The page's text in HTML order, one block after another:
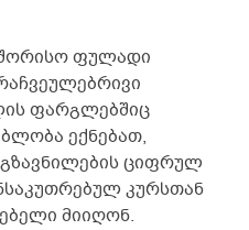
ფულადი
ფარგლებშიც
ექნებათ,
ციფრულ
კურსთან
მიიღონ.